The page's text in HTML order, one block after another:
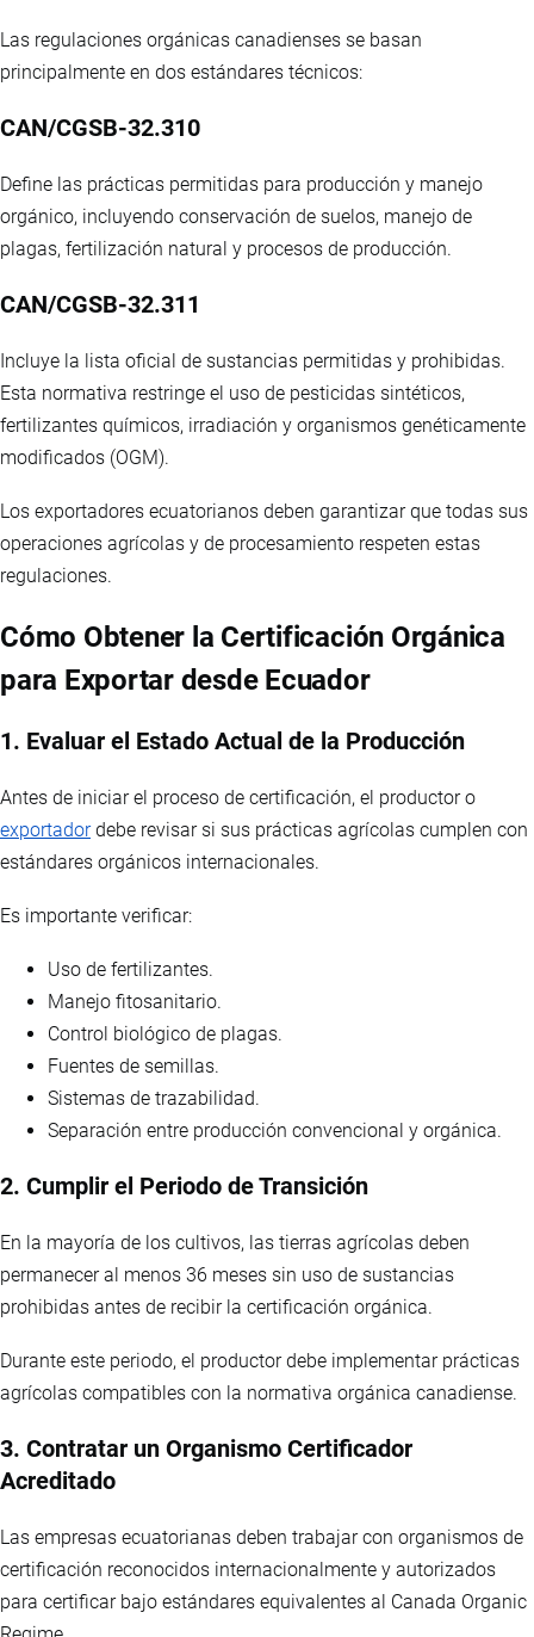
Las regulaciones orgánicas canadienses se basan
principalmente en dos estándares técnicos:
CAN/CGSB-32.310
Define las prácticas permitidas para producción y manejo
orgánico, incluyendo conservación de suelos, manejo de
plagas, fertilización natural y procesos de producción.
CAN/CGSB-32.311
Incluye la lista oficial de sustancias permitidas y prohibidas.
Esta normativa restringe el uso de pesticidas sintéticos,
fertilizantes químicos, irradiación y organismos genéticamente
modificados (OGM).
Los exportadores ecuatorianos deben garantizar que todas sus
operaciones agrícolas y de procesamiento respeten estas
regulaciones.
Cómo Obtener la Certificación Orgánica
para Exportar desde Ecuador
1. Evaluar el Estado Actual de la Producción
Antes de iniciar el proceso de certificación, el productor o
exportadordebe revisar si sus prácticas agrícolas cumplen con
estándares orgánicos internacionales.
Es importante verificar:
Uso de fertilizantes.
Manejo fitosanitario.
Control biológico de plagas.
Fuentes de semillas.
Sistemas de trazabilidad.
Separación entre producción convencional y orgánica.
2. Cumplir el Periodo de Transición
En la mayoría de los cultivos, las tierras agrícolas deben
permanecer al menos 36 meses sin uso de sustancias
prohibidas antes de recibir la certificación orgánica.
Durante este periodo, el productor debe implementar prácticas
agrícolas compatibles con la normativa orgánica canadiense.
3. Contratar un Organismo Certificador
Acreditado
Las empresas ecuatorianas deben trabajar con organismos de
certificación reconocidos internacionalmente y autorizados
para certificar bajo estándares equivalentes al Canada Organic